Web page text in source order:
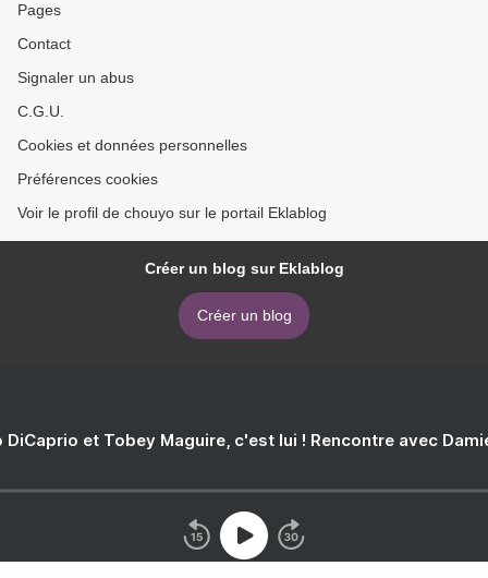
Pages
Contact
Signaler un abus
C.G.U.
Cookies et données personnelles
Préférences cookies
Voir le profil de chouyo sur le portail Eklablog
Créer un blog sur Eklablog
Créer un blog
DiCaprio et Tobey Maguire, c'est lui ! Rencontre avec